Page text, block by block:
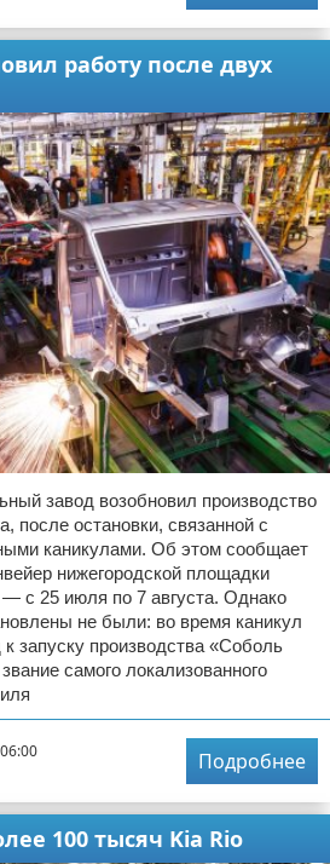
работу после двух
завод возобновил производство
после остановки, связанной с
каникулами. Об этом сообщает
нижегородской площадки
с 25 июля по 7 августа. Однако
не были: во время каникул
к запуску производства «Соболь
самого локализованного
Подробнее
100 тысяч Kia Rio